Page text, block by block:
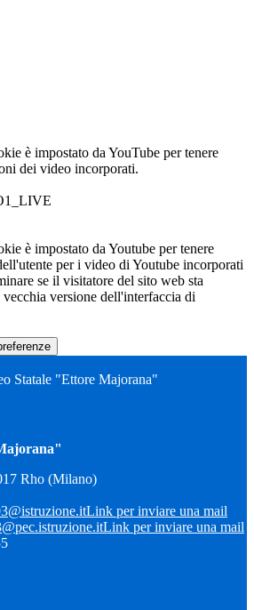
è impostato da YouTube per tenere
dei video incorporati.
è impostato da Youtube per tenere
per i video di Youtube incorporati
se il visitatore del sito web sta
versione dell'interfaccia di
Statale "Ettore Majorana"
Rho (Milano)
Link per inviare una mail
Link per inviare una mail